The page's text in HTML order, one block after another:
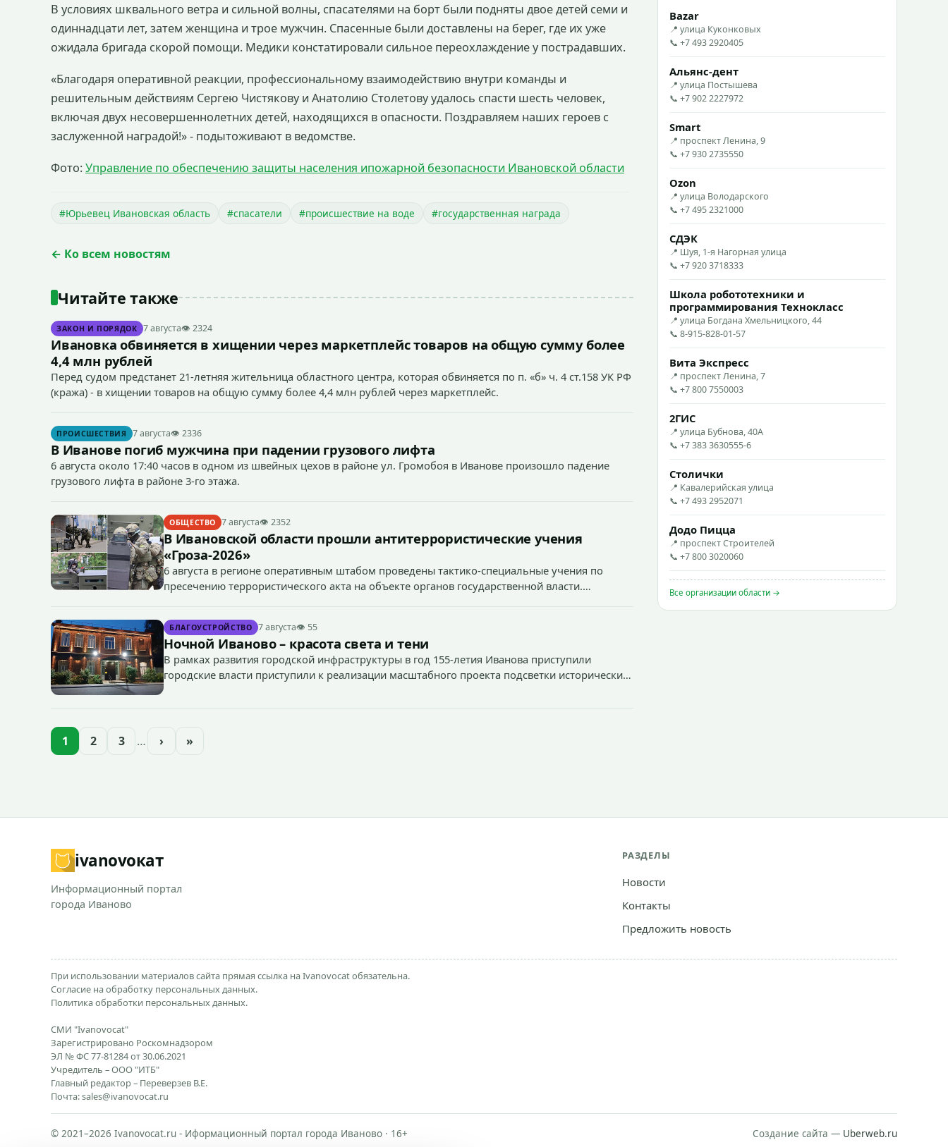
В условиях шквального ветра и сильной волны, спасателями на борт были подняты двое детей семи и
одиннадцати лет, затем женщина и трое мужчин. Спасенные были доставлены на берег, где их уже
ожидала бригада скорой помощи. Медики констатировали сильное переохлаждение у пострадавших.
«Благодаря оперативной реакции, профессиональному взаимодействию внутри команды и
решительным действиям Сергею Чистякову и Анатолию Столетову удалось спасти шесть человек,
включая двух несовершеннолетних детей, находящихся в опасности. Поздравляем наших героев с
заслуженной наградой!» - подытоживают в ведомстве.
Фото: Управление по обеспечению защиты населения ипожарной безопасности Ивановской области
#Юрьевец Ивановская область #спасатели #происшествие на воде #государственная награда
← Ко всем новостям
Читайте также
ЗАКОН И ПОРЯДОК 7 августа👁 2324
Ивановка обвиняется в хищении через маркетплейс товаров на общую сумму более
4,4 млн рублей
Перед судом предстанет 21-летняя жительница областного центра, которая обвиняется по п. «б» ч. 4 ст.158 УК РФ
(кража) - в хищении товаров на общую сумму более 4,4 млн рублей через маркетплейс.
ПРОИСШЕСТВИЯ 7 августа👁 2336
В Иванове погиб мужчина при падении грузового лифта
6 августа около 17:40 часов в одном из швейных цехов в районе ул. Громобоя в Иванове произошло падение
грузового лифта в районе 3-го этажа.
ОБЩЕСТВО 7 августа👁 2352
В Ивановской области прошли антитеррористические учения
«Гроза-2026»
6 августа в регионе оперативным штабом проведены тактико-специальные учения по
пресечению террористического акта на объекте органов государственной власти.
БЛАГОУСТРОЙСТВО 7 августа👁 55
Ночной Иваново – красота света и тени
В рамках развития городской инфраструктуры в год 155-летия Иванова приступили
городские власти приступили к реализации масштабного проекта подсветки исторических
1 2 3 … › »
Bazar
📍 улица Куконковых
📞 +7 493 2920405
Альянс-дент
📍 улица Постышева
📞 +7 902 2227972
Smart
📍 проспект Ленина, 9
📞 +7 930 2735550
Ozon
📍 улица Володарского
📞 +7 495 2321000
СДЭК
📍 Шуя, 1-я Нагорная улица
📞 +7 920 3718333
Школа робототехники и
программирования Технокласс
📍 улица Богдана Хмельницкого, 44
📞 8-915-828-01-57
Вита Экспресс
📍 проспект Ленина, 7
📞 +7 800 7550003
2ГИС
📍 улица Бубнова, 40А
📞 +7 383 3630555-6
Столички
📍 Кавалерийская улица
📞 +7 493 2952071
Додо Пицца
📍 проспект Строителей
📞 +7 800 3020060
Все организации области →
ivanovoкат
Информационный портал
города Иваново
РАЗДЕЛЫ
Новости
Контакты
Предложить новость
При использовании материалов сайта прямая ссылка на Ivanovocat обязательна.
Согласие на обработку персональных данных.
Политика обработки персональных данных.
СМИ "Ivanovocat"
Зарегистрировано Роскомнадзором
ЭЛ № ФС 77-81284 от 30.06.2021
Учредитель – ООО "ИТБ"
Главный редактор – Переверзев В.Е.
Почта:sales@ivanovocat.ru
© 2021–2026 Ivanovocat.ru - Иформационный портал города Иваново · 16+ Создание сайта — Uberweb.ru